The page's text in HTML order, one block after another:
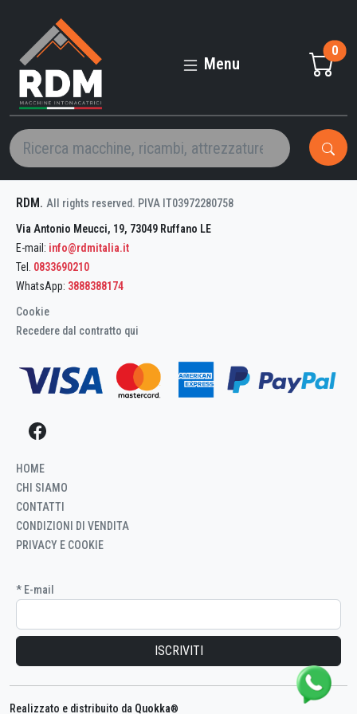
FERMO
PIASTRELLA
CLASS
PLUS
1300
Menu
0
RDM. All rights reserved. PIVA IT03972280758
Via Antonio Meucci, 19, 73049 Ruffano LE
E-mail: info@rdmitalia.it
Tel.
0833690210
WhatsApp: 3888388174
Cookie
Recedere dal contratto qui
HOME
CHI SIAMO
CONTATTI
CONDIZIONI DI VENDITA
PRIVACY E COOKIE
* E-mail
alla
newsletter
Realizzato e distribuito da Quokka®